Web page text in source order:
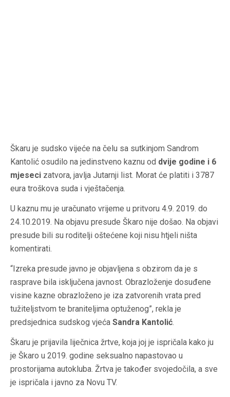
Škaru je sudsko vijeće na čelu sa sutkinjom Sandrom
Kantolić osudilo na jedinstveno kaznu od dvije godine i 6
mjeseci zatvora, javlja Jutarnji list. Morat će platiti i 3787
eura troškova suda i vještačenja.
U kaznu mu je uračunato vrijeme u pritvoru 4.9. 2019. do
24.10.2019. Na objavu presude Škaro nije došao. Na objavi
presude bili su roditelji oštećene koji nisu htjeli ništa
komentirati.
“Izreka presude javno je objavljena s obzirom da je s
rasprave bila isključena javnost. Obrazloženje dosuđene
visine kazne obrazloženo je iza zatvorenih vrata pred
tužiteljstvom te braniteljima optuženog”, rekla je
predsjednica sudskog vjeća Sandra Kantolić.
Škaru je prijavila liječnica žrtve, koja joj je ispričala kako ju
je Škaro u 2019. godine seksualno napastovao u
prostorijama autokluba. Žrtva je također svojedočila, a sve
je ispričala i javno za Novu TV.